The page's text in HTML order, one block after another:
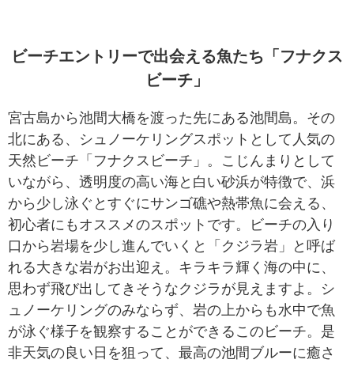
ビーチエントリーで出会える魚たち「フナクス
ビーチ」
宮古島から池間大橋を渡った先にある池間島。その
北にある、シュノーケリングスポットとして人気の
天然ビーチ「フナクスビーチ」。こじんまりとして
いながら、透明度の高い海と白い砂浜が特徴で、浜
から少し泳ぐとすぐにサンゴ礁や熱帯魚に会える、
初心者にもオススメのスポットです。ビーチの入り
口から岩場を少し進んでいくと「クジラ岩」と呼ば
れる大きな岩がお出迎え。キラキラ輝く海の中に、
思わず飛び出してきそうなクジラが見えますよ。シ
ュノーケリングのみならず、岩の上からも水中で魚
が泳ぐ様子を観察することができるこのビーチ。是
非天気の良い日を狙って、最高の池間ブルーに癒さ